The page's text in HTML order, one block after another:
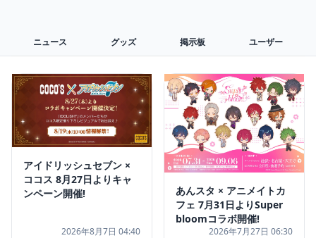
ニュース グッズ 掲示板 ユーザー
アイドリッシュセブン ×
ココス 8月27日よりキャ
ンペーン開催!
2026年8月7日 04:40
あんスタ × アニメイトカ
フェ 7月31日よりSuper
bloomコラボ開催!
2026年7月27日 06:30